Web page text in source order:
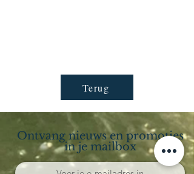
Terug
Ontvang nieuws en promoties
in je mailbox